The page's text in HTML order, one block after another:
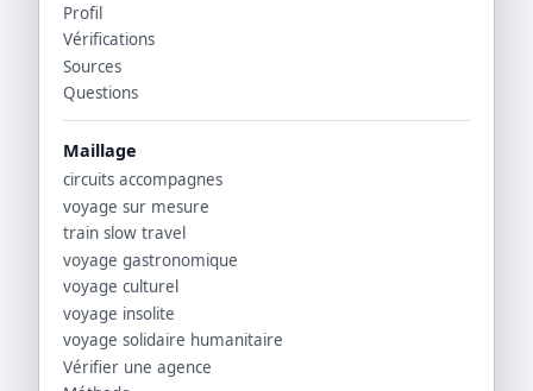
Profil
Vérifications
Sources
Questions
Maillage
circuits accompagnes
voyage sur mesure
train slow travel
voyage gastronomique
voyage culturel
voyage insolite
voyage solidaire humanitaire
Vérifier une agence